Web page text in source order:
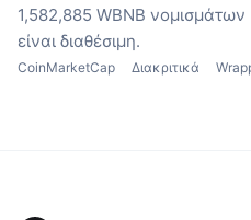
1,582,885 WBNB νομισμάτων
είναι διαθέσιμη.
CoinMarketCap Διακριτικά